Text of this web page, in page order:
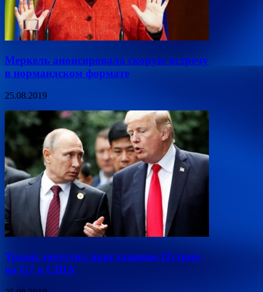
Меркель анонсировала скорую встречу
в нормандском формате
25.08.2019
Трамп допустил приглашение Путина
на G7 в США